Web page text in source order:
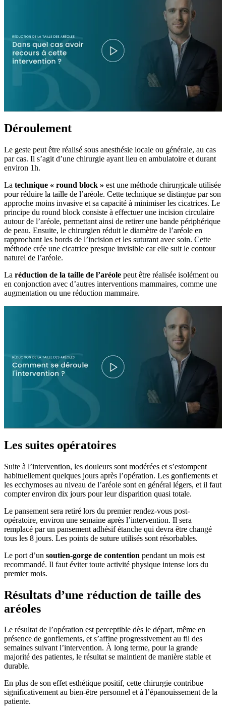
Déroulement
Le geste peut être réalisé sous anesthésie locale ou générale, au cas
par cas. Il s’agit d’une chirurgie ayant lieu en ambulatoire et durant
environ 1h.
La technique « round block » est une méthode chirurgicale utilisée
pour réduire la taille de l’aréole. Cette technique se distingue par son
approche moins invasive et sa capacité à minimiser les cicatrices. Le
principe du round block consiste à effectuer une incision circulaire
autour de l’aréole, permettant ainsi de retirer une bande périphérique
de peau. Ensuite, le chirurgien réduit le diamètre de l’aréole en
rapprochant les bords de l’incision et les suturant avec soin. Cette
méthode crée une cicatrice presque invisible car elle suit le contour
naturel de l’aréole.
La réduction de la taille de l’aréole peut être réalisée isolément ou
en conjonction avec d’autres interventions mammaires, comme une
augmentation ou une réduction mammaire.
Les suites opératoires
Suite à l’intervention, les douleurs sont modérées et s’estompent
habituellement quelques jours après l’opération. Les gonflements et
les ecchymoses au niveau de l’aréole sont en général légers, et il faut
compter environ dix jours pour leur disparition quasi totale.
Le pansement sera retiré lors du premier rendez-vous post-
opératoire, environ une semaine après l’intervention. Il sera
remplacé par un pansement adhésif étanche qui devra être changé
tous les 8 jours. Les points de suture utilisés sont résorbables.
Le port d’un soutien-gorge de contention pendant un mois est
recommandé. Il faut éviter toute activité physique intense lors du
premier mois.
Résultats d’une réduction de taille des
aréoles
Le résultat de l’opération est perceptible dès le départ, même en
présence de gonflements, et s’affine progressivement au fil des
semaines suivant l’intervention. À long terme, pour la grande
majorité des patientes, le résultat se maintient de manière stable et
durable.
En plus de son effet esthétique positif, cette chirurgie contribue
significativement au bien-être personnel et à l’épanouissement de la
patiente.